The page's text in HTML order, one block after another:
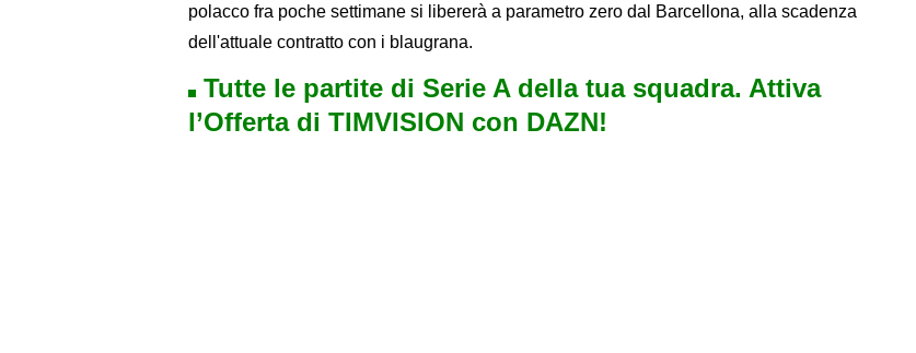
polacco fra poche settimane si libererà a parametro zero dal Barcellona, alla scadenza
dell'attuale contratto con i blaugrana.
Tutte le partite di Serie A della tua squadra. Attiva
l’Offerta di TIMVISION con DAZN!